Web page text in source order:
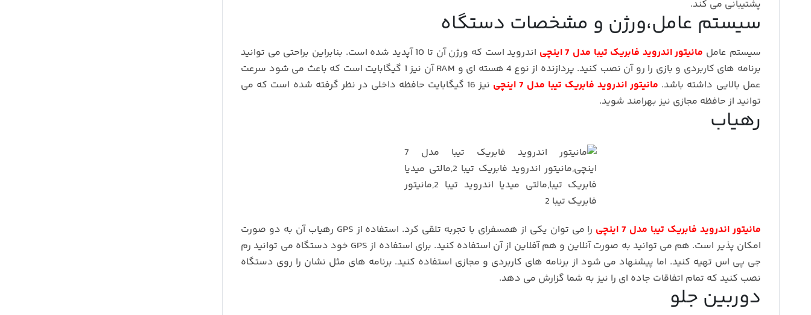
پشتیبانی می کند.
سیستم عامل،ورژن و مشخصات دستگاه
سیستم عامل مانیتور اندروید فابریک تیبا مدل 7 اینچی
اندروید است که ورژن آن تا 10 آپدید شده است. بنابراین براحتی می توانید
برنامه های کاربردی و بازی را رو آن نصب کنید. پردازنده از نوع 4 هسته ای و RAM آن نیز 1 گیگابایت است که باعث می شود سرعت
عمل بالایی داشته باشد. مانیتور اندروید فابریک تیبا مدل 7 اینچی
نیز 16 گیگابایت حافظه داخلی در نظر گرفته شده است که می
توانید از حافظه مجازی نیز بهرامند شوید.
رهیاب
مانیتور اندروید فابریک تیبا مدل 7 اینچی
را می توان یکی از همسفرای با تجربه تلقی کرد. استفاده از GPS رهیاب آن به دو صورت
امکان پذیر است. هم می توانید به صورت آنلاین و هم آفلاین از آن استفاده کنید. برای استفاده از GPS خود دستگاه می توانید رم
جی پی اس تهیه کنید. اما پیشنهاد می شود از برنامه های کاربردی و مجازی استفاده کنید. برنامه های مثل نشان را روی دستگاه
نصب کنید که تمام اتفاقات جاده ای را نیز به شما گزارش می دهد.
دوربین جلو